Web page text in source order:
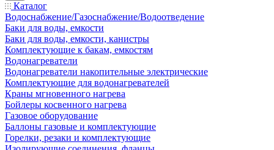
Каталог
Водоснабжение/Газоснабжение/Водоотведение
Баки для воды, емкости
Баки для воды, емкости, канистры
Комплектующие к бакам, емкостям
Водонагреватели
Водонагреватели накопительные электрические
Комплектующие для водонагревателей
Краны мгновенного нагрева
Бойлеры косвенного нагрева
Газовое оборудование
Баллоны газовые и комплектующие
Горелки, резаки и комплектующие